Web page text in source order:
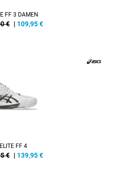
FF 3 DAMEN
€ | 109,95€
FF 4
€ | 139,95€